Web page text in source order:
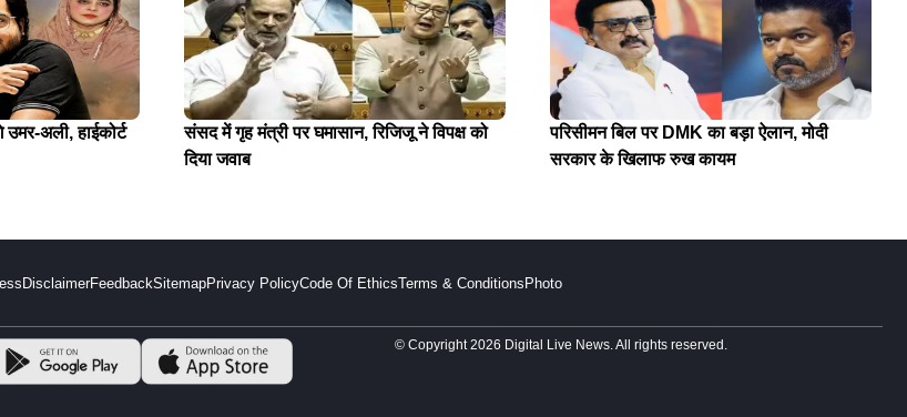
अली, हाईकोर्ट
संसद में गृह मंत्री पर घमासान, रिजिजू ने विपक्ष को
दिया जवाब
परिसीमन बिल पर DMK का बड़ा ऐलान, मोदी
सरकार के खिलाफ रुख कायम
DisclaimerFeedbackSitemapPrivacy PolicyCode Of EthicsTerms & Conditions Photo
© Copyright 2026 Digital Live News. All rights reserved.